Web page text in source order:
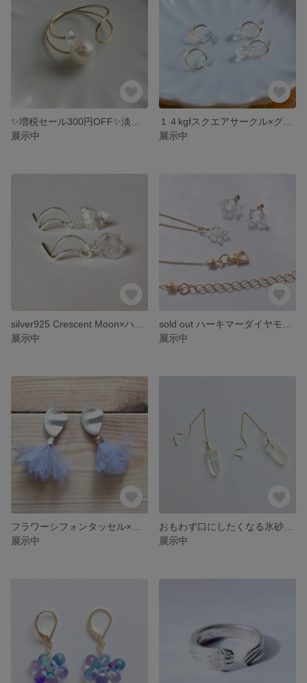
展示中
展示中
展示中
展示中
展示中
展示中